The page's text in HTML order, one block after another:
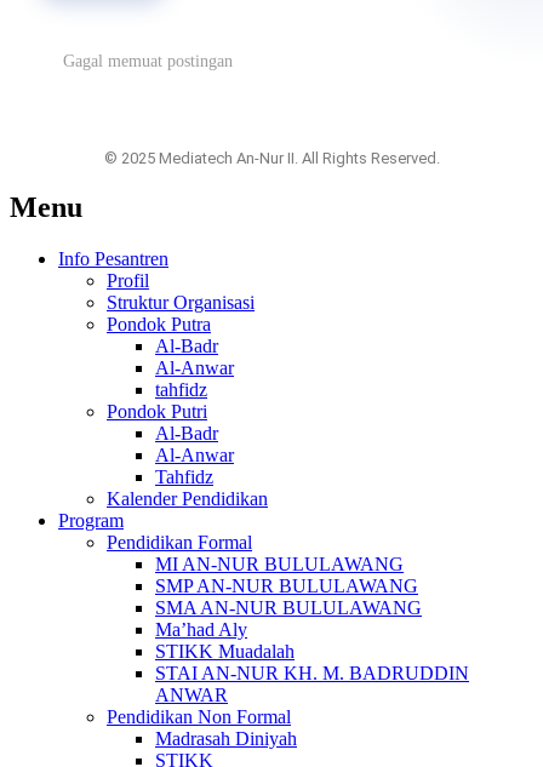
Gagal memuat postingan
© 2025 Mediatech An-Nur II. All Rights Reserved.
Menu
Info Pesantren
Profil
Struktur Organisasi
Pondok Putra
Al-Badr
Al-Anwar
tahfidz
Pondok Putri
Al-Badr
Al-Anwar
Tahfidz
Kalender Pendidikan
Program
Pendidikan Formal
MI AN-NUR BULULAWANG
SMP AN-NUR BULULAWANG
SMA AN-NUR BULULAWANG
Ma’had Aly
STIKK Muadalah
STAI AN-NUR KH. M. BADRUDDIN
ANWAR
Pendidikan Non Formal
Madrasah Diniyah
STIKK